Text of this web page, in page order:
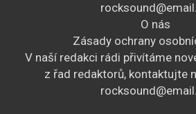
O nás
Zásady ochrany
V naší redakci rádi přivítáme
z řad redaktorů, kontaktujte